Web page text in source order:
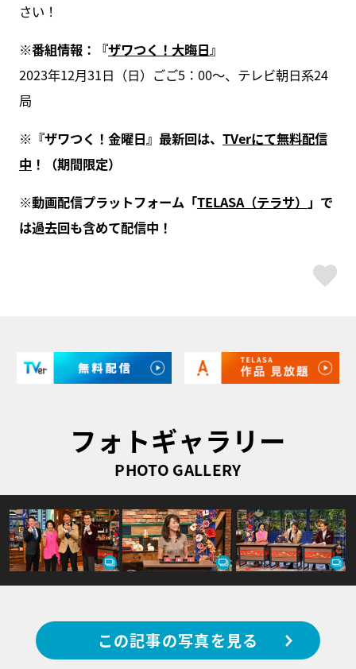
さい！
※番組情報：『ザワつく！大晦日』
2023年12月31日（日）ごご5：00～、テレビ朝日系24
局
※『ザワつく！金曜日』最新回は、 TVerにて無料配信
中 ！（期間限定）
※動画配信プラットフォーム「TELASA（テラサ） 」で
は過去回も含めて配信中！
フォトギャラリー
PHOTO GALLERY
この記事の写真を見る